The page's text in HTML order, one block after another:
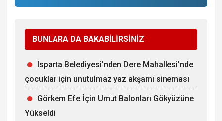
BUNLARA DA BAKABİLİRSİNİZ
Isparta Belediyesi’nden Dere Mahallesi'nde
çocuklar için unutulmaz yaz akşamı sineması
Görkem Efe İçin Umut Balonları Gökyüzüne
Yükseldi